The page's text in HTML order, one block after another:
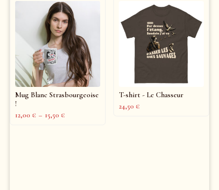
Mug Blanc Strasbourgeoise
!
12,00 € – 15,50 €
T-shirt - Le Chasseur
24,50 €